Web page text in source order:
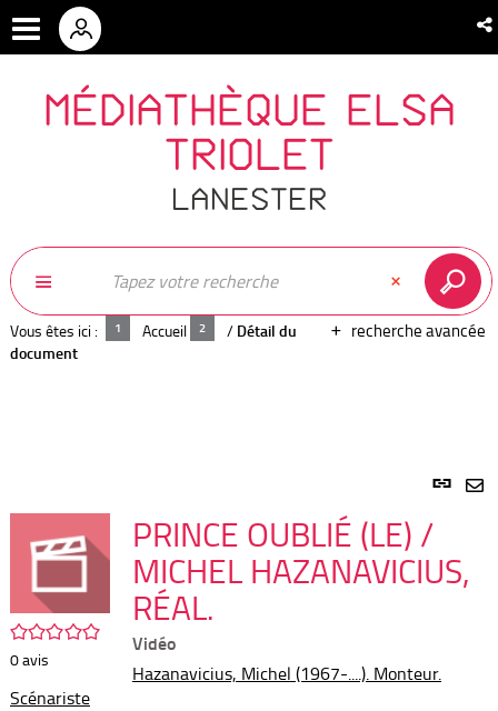
MÉDIATHÈQUE ELSA
TRIOLET
LANESTER
recherche avancée
Vous êtes ici : Accueil / Détail du
document
Lien
/5
0avis
PRINCE OUBLIÉ (LE) /
MICHEL HAZANAVICIUS,
RÉAL.
Vidéo
Hazanavicius, Michel (1967-....). Monteur.
Scénariste